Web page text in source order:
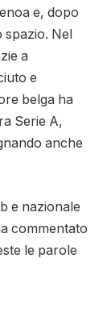
e, dopo
Nel
a
e
belga ha
Serie A,
anche
e nazionale
commentato
le parole